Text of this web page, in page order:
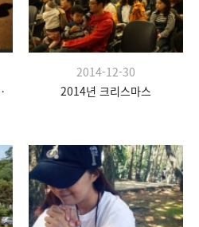
25)
2014-12-30
2014년 크리스마스